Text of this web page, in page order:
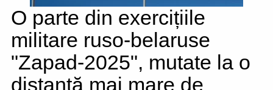
O parte din exercițiile
militare ruso-belaruse
"Zapad-2025", mutate la o
distanță mai mare de